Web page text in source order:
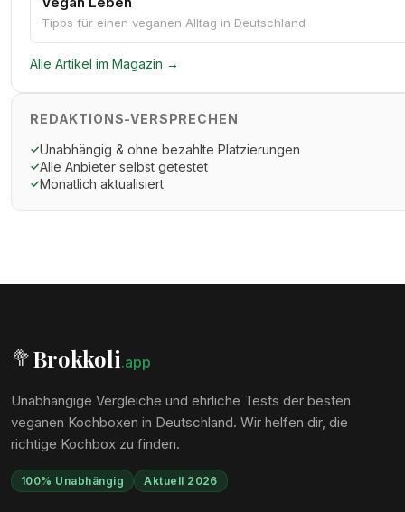
Tipps für einen veganen Alltag in Deutschland
Alle Artikel im Magazin →
REDAKTIONS-VERSPRECHEN
✓Unabhängig & ohne bezahlte Platzierungen
✓Alle Anbieter selbst getestet
✓Monatlich aktualisiert
🥦Brokkoli.app
Unabhängige Vergleiche und ehrliche Tests der besten
veganen Kochboxen in Deutschland. Wir helfen dir, die
richtige Kochbox zu finden.
100% Unabhängig Aktuell 2026